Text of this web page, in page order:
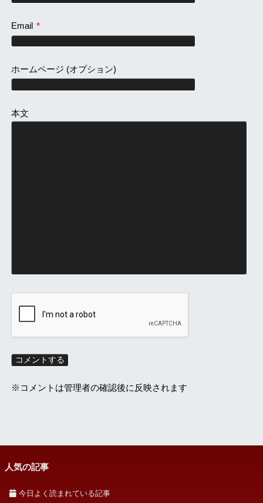
Email *
ホームページ (オプション)
本文
※コメントは管理者の確認後に反映されます
人気の記事
今日よく読まれている記事